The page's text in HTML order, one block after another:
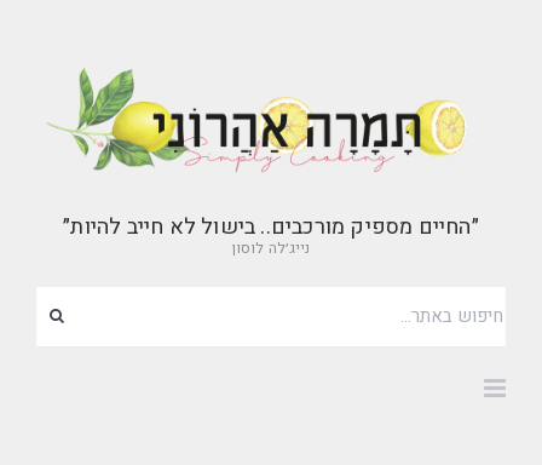
״החיים מספיק מורכבים.. בישול לא חייב להיות״
נייג׳לה לוסון